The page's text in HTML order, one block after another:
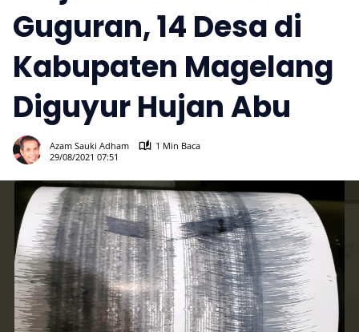
Guguran, 14 Desa di
Kabupaten Magelang
Diguyur Hujan Abu
Azam Sauki Adham
1 Min Baca
29/08/2021 07:51